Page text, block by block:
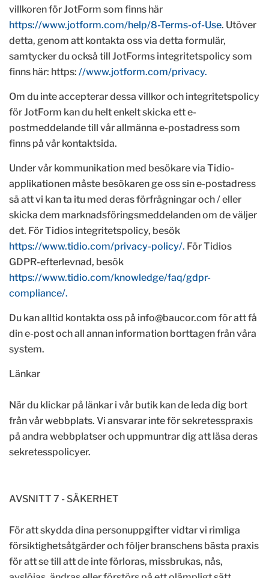
villkoren för JotForm som finns här
https://www.jotform.com/help/8-Terms-of-Use. Utöver
detta, genom att kontakta oss via detta formulär,
samtycker du också till JotForms integritetspolicy som
finns här: https: //www.jotform.com/privacy.
Om du inte accepterar dessa villkor och integritetspolicy
för JotForm kan du helt enkelt skicka ett e-
postmeddelande till vår allmänna e-postadress som
finns på vår kontaktsida.
Under vår kommunikation med besökare via Tidio-
applikationen måste besökaren ge oss sin e-postadress
så att vi kan ta itu med deras förfrågningar och / eller
skicka dem marknadsföringsmeddelanden om de väljer
det. För Tidios integritetspolicy, besök
https://www.tidio.com/privacy-policy/. För Tidios
GDPR-efterlevnad, besök
https://www.tidio.com/knowledge/faq/gdpr-
compliance/.
Du kan alltid kontakta oss på info@baucor.com för att få
din e-post och all annan information borttagen från våra
system.
Länkar
När du klickar på länkar i vår butik kan de leda dig bort
från vår webbplats. Vi ansvarar inte för sekretesspraxis
på andra webbplatser och uppmuntrar dig att läsa deras
sekretesspolicyer.
AVSNITT 7 - SÄKERHET
För att skydda dina personuppgifter vidtar vi rimliga
försiktighetsåtgärder och följer branschens bästa praxis
för att se till att de inte förloras, missbrukas, nås,